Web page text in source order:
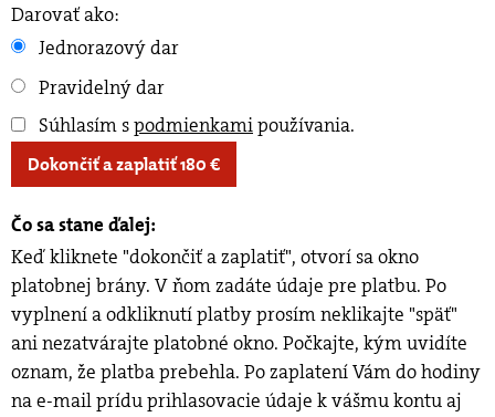
Darovať ako:
Jednorazový dar
Pravidelný dar
Súhlasím spodmienkamipoužívania.
Dokončiť a zaplatiť180€
Čo sa stane ďalej:
Keď kliknete "dokončiť a zaplatiť", otvorí sa okno
platobnej brány. V ňom zadáte údaje pre platbu. Po
vyplnení a odkliknutí platby prosím neklikajte "späť"
ani nezatvárajte platobné okno. Počkajte, kým uvidíte
oznam, že platba prebehla. Po zaplatení Vám do hodiny
na e-mail prídu prihlasovacie údaje k vášmu kontu aj